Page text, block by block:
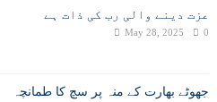
عزت دینے والی رب کی ذات ہے
May 28, 2025 0
جھوٹے بھارت کے منہ پر سچ کا طمانچہ